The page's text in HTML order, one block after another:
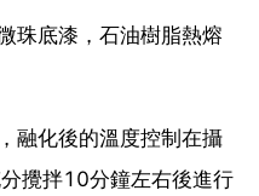
珠底漆，石油樹脂熱熔
融化後的溫度控制在攝
攪拌10分鐘左右後進行